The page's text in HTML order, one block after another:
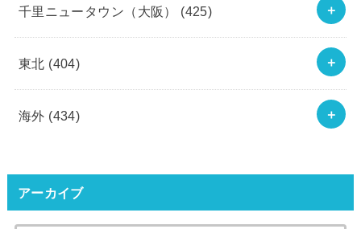
千里ニュータウン（大阪） (425)
東北 (404)
海外 (434)
アーカイブ